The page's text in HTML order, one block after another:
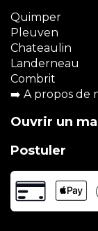
Quimper
Pleuven
Chateaulin
Landerneau
Combrit
➡️ A propos de
Ouvrir un
Postuler